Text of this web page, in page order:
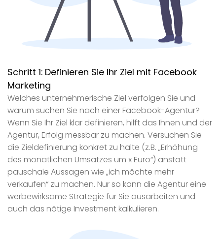
Schritt 1: Definieren Sie Ihr Ziel mit Facebook
Marketing
Welches unternehmerische Ziel verfolgen Sie und
warum suchen Sie nach einer Facebook-Agentur?
Wenn Sie Ihr Ziel klar definieren, hilft das Ihnen und der
Agentur, Erfolg messbar zu machen. Versuchen Sie
die Zieldefinierung konkret zu halte (z.B. „Erhöhung
des monatlichen Umsatzes um x Euro“) anstatt
pauschale Aussagen wie „ich möchte mehr
verkaufen“ zu machen. Nur so kann die Agentur eine
werbewirksame Strategie für Sie ausarbeiten und
auch das nötige Investment kalkulieren.